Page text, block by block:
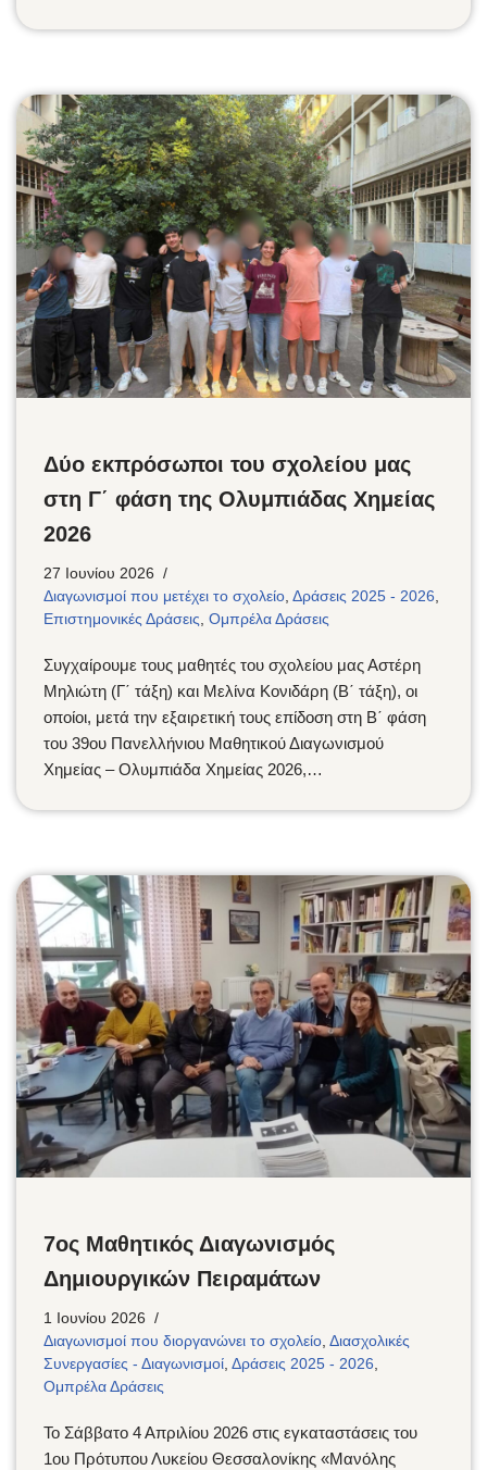
Δύο εκπρόσωποι του σχολείου μας
στη Γ΄ φάση της Ολυμπιάδας Χημείας
2026
27 Ιουνίου 2026
Διαγωνισμοί που μετέχει το σχολείο Δράσεις 2025 - 2026
Επιστημονικές Δράσεις Ομπρέλα Δράσεις
Συγχαίρουμε τους μαθητές του σχολείου μας Αστέρη
Μηλιώτη (Γ΄ τάξη) και Μελίνα Κονιδάρη (Β΄ τάξη), οι
οποίοι, μετά την εξαιρετική τους επίδοση στη Β΄ φάση
του 39ου Πανελλήνιου Μαθητικού Διαγωνισμού
Χημείας – Ολυμπιάδα Χημείας 2026,…
7ος Μαθητικός Διαγωνισμός
Δημιουργικών Πειραμάτων
1 Ιουνίου 2026
Διαγωνισμοί που διοργανώνει το σχολείο, Διασχολικές
Συνεργασίες - Διαγωνισμοί, Δράσεις 2025 - 2026,
Ομπρέλα Δράσεις
Το Σάββατο 4 Απριλίου 2026 στις εγκαταστάσεις του
1ου Πρότυπου Λυκείου Θεσσαλονίκης «Μανόλης